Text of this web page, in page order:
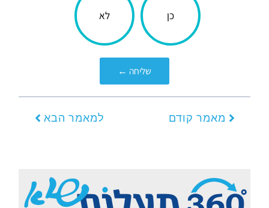
הכתבה
עניינה
אותך?
כן לא
שליחה ←
מאמר קודם למאמר הבא